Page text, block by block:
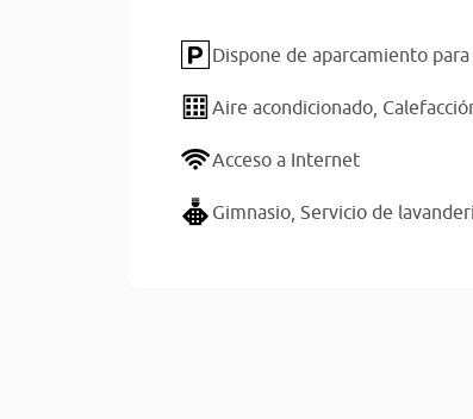
Dispone de aparcamiento
Aire acondicionado,
Acceso a Internet
Gimnasio, Servicio de